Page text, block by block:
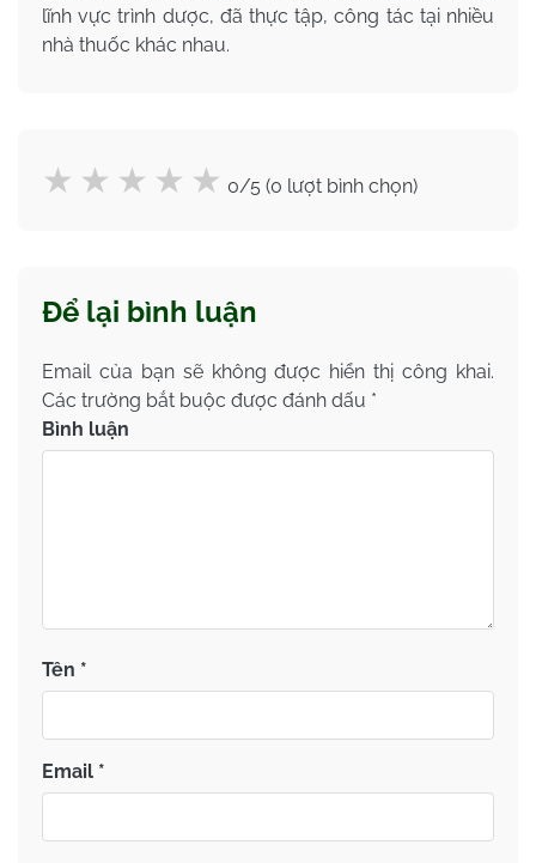
lĩnh vực trình dược, đã thực tập, công tác tại nhiều
nhà thuốc khác nhau.
0/5 (0 lượt bình chọn)
Để lại bình luận
Email của bạn sẽ không được hiển thị công khai.
Các trường bắt buộc được đánh dấu *
Bình luận
Tên *
Email *